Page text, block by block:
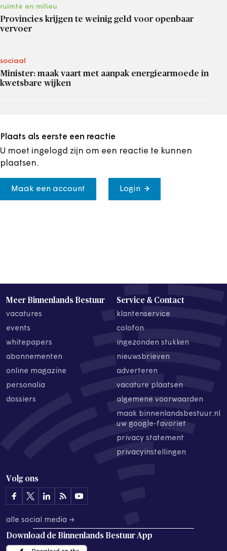
ruimte en milieu
Provincies krijgen te weinig geld voor openbaar
vervoer
sociaal
Minister: maak vaart met aanpak energiearmoede in
kwetsbare wijken
Plaats als eerste een reactie
U moet ingelogd zijn om een reactie te kunnen
plaatsen.
Maak een account Login
Meer Binnenlands Bestuur
vacatures
events
whitepapers
abonnementen
online magazine
personalia
dossiers
Service & Contact
klantenservice
colofon
ingezonden stukken
nieuwsbrieven
adverteren
vacature plaatsen
algemene voorwaarden
maak binnenlandsbestuur.nl
uw google-favoriet
privacy statement
privacyinstellingen
Volg ons
alle social media →
Download de Binnenlands Bestuur App